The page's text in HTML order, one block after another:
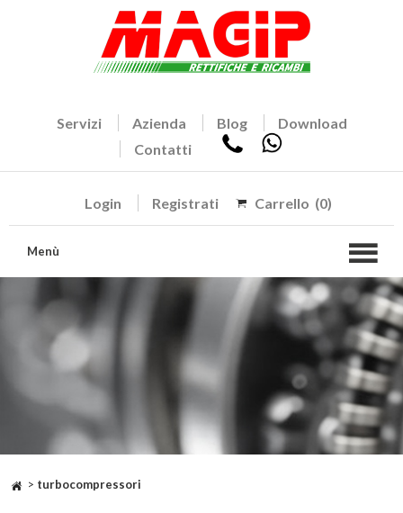
Servizi Azienda Blog
Download
Contatti
Login Registrati Carrello (0)
Menù
> turbocompressori